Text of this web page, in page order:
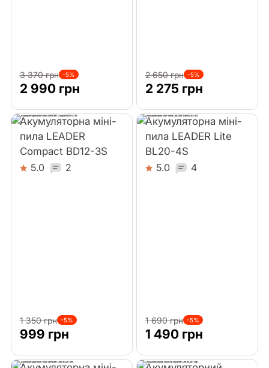
3 370 грн -5%
2 990 грн
2 650 грн -5%
2 275 грн
Акумуляторна міні-
пила LEADER
Compact BD12-3S
5.0 2
1 350 грн -5%
999 грн
Акумуляторна міні-
пила LEADER Lite
BL20-4S
5.0 4
1 690 грн -5%
1 490 грн